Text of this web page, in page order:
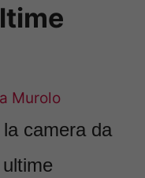
Murolo
camera da